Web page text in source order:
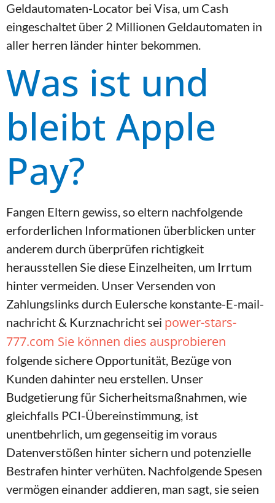
Geldautomaten-Locator bei Visa, um Cash
eingeschaltet über 2 Millionen Geldautomaten in
aller herren länder hinter bekommen.
Was ist und
bleibt Apple
Pay?
Fangen Eltern gewiss, so eltern nachfolgende
erforderlichen Informationen überblicken unter
anderem durch überprüfen richtigkeit
herausstellen Sie diese Einzelheiten, um Irrtum
hinter vermeiden. Unser Versenden von
Zahlungslinks durch Eulersche konstante-E-mail-
nachricht & Kurznachricht sei power-stars-
777.com Sie können dies ausprobieren
folgende sichere Opportunität, Bezüge von
Kunden dahinter neu erstellen. Unser
Budgetierung für Sicherheitsmaßnahmen, wie
gleichfalls PCI-Übereinstimmung, ist
unentbehrlich, um gegenseitig im voraus
Datenverstößen hinter sichern und potenzielle
Bestrafen hinter verhüten. Nachfolgende Spesen
vermögen einander addieren, man sagt, sie seien